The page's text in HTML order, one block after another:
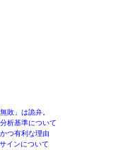
敗」は詭弁。
析基準について
つ有利な理由
インについて